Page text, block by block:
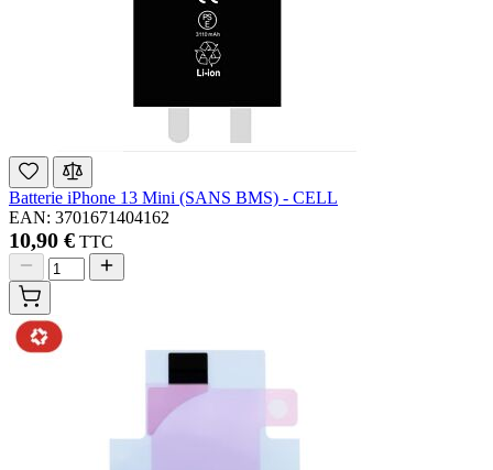
Batterie iPhone 13 Mini (SANS BMS) - CELL
EAN: 3701671404162
10,90 € TTC